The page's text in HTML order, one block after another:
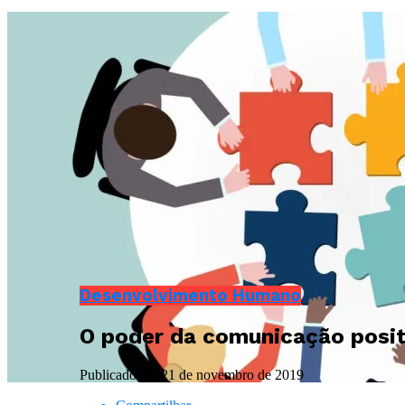
Desenvolvimento Humano
O poder da comunicação
Publicado em
21 de novembro de 2019